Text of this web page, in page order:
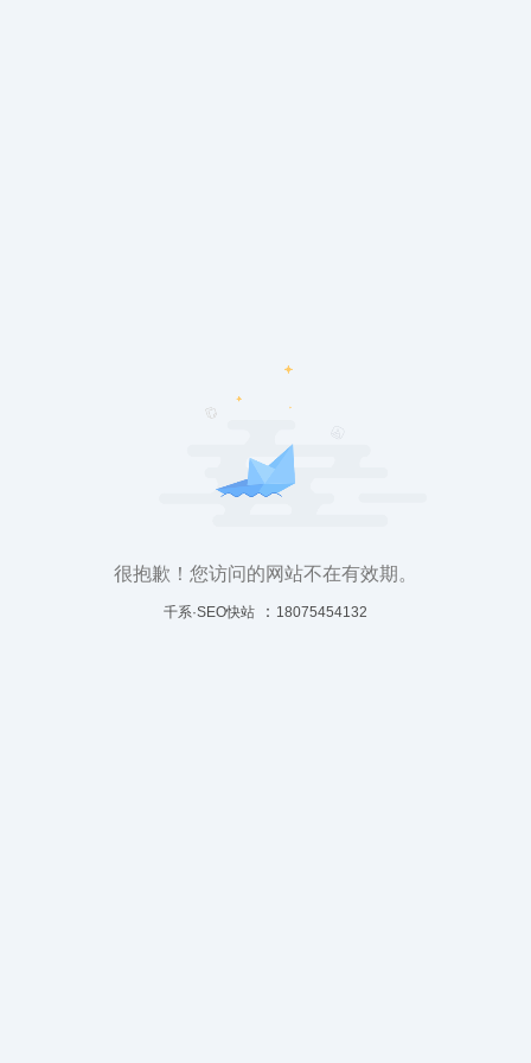
很抱歉！您访问的网站不在有效期。
千系·SEO快站 ： 18075454132